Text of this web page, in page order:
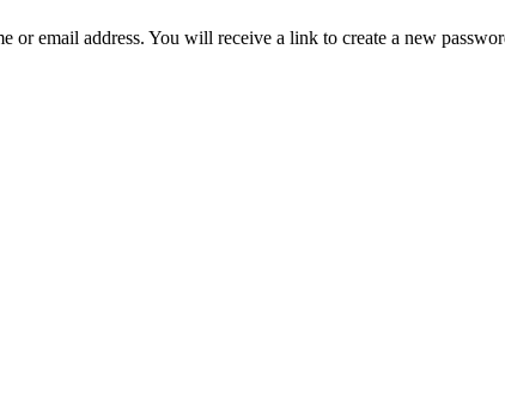
or email address. You will receive a link to create a new